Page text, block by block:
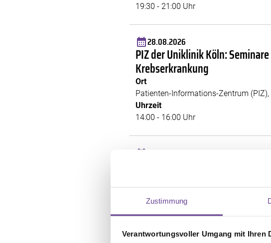
Zustimmung
Verantwortungsvoller Umgang mit Ihren
19:30 - 21:00 Uhr
28.08.2026
PIZ der Uniklinik Köln:
Krebserkrankung
Ort
Patienten-Informations-Zentrum
Uhrzeit
14:00 - 16:00 Uhr
Uhrzeit
17:00 - 18:30 Uhr